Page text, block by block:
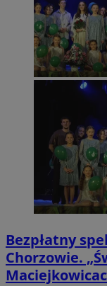
Bezpłatny
Chorzowie.